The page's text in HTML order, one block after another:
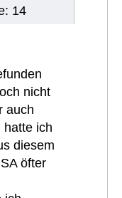
14
nicht
auch
hatte ich
diesem
öfter